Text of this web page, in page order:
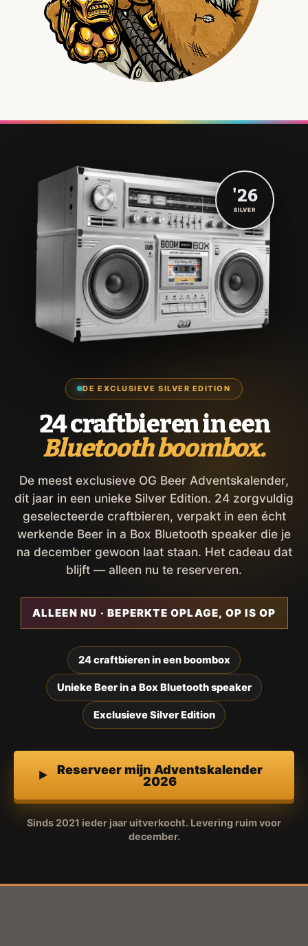
DE EXCLUSIEVE SILVER EDITION
24 craftbieren in een
Bluetooth boombox.
De meest exclusieve OG Beer Adventskalender,
dit jaar in een unieke Silver Edition. 24 zorgvuldig
geselecteerde craftbieren, verpakt in een écht
werkende Beer in a Box Bluetooth speaker die je
na december gewoon laat staan. Het cadeau dat
blijft — alleen nu te reserveren.
ALLEEN NU · BEPERKTE OPLAGE, OP IS OP
24 craftbieren in een boombox
Unieke Beer in a Box Bluetooth speaker
Exclusieve Silver Edition
Reserveer mijn Adventskalender
2026
Sinds 2021 ieder jaar uitverkocht. Levering ruim voor
december.
'26
SILVER